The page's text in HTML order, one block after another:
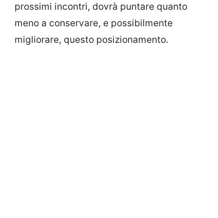
prossimi incontri, dovrà puntare quanto
meno a conservare, e possibilmente
migliorare, questo posizionamento.